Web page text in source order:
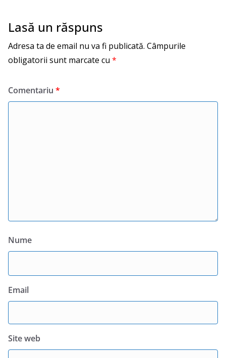
Lasă un răspuns
Adresa ta de email nu va fi publicată. Câmpurile
obligatorii sunt marcate cu *
Comentariu *
Nume
Email
Site web